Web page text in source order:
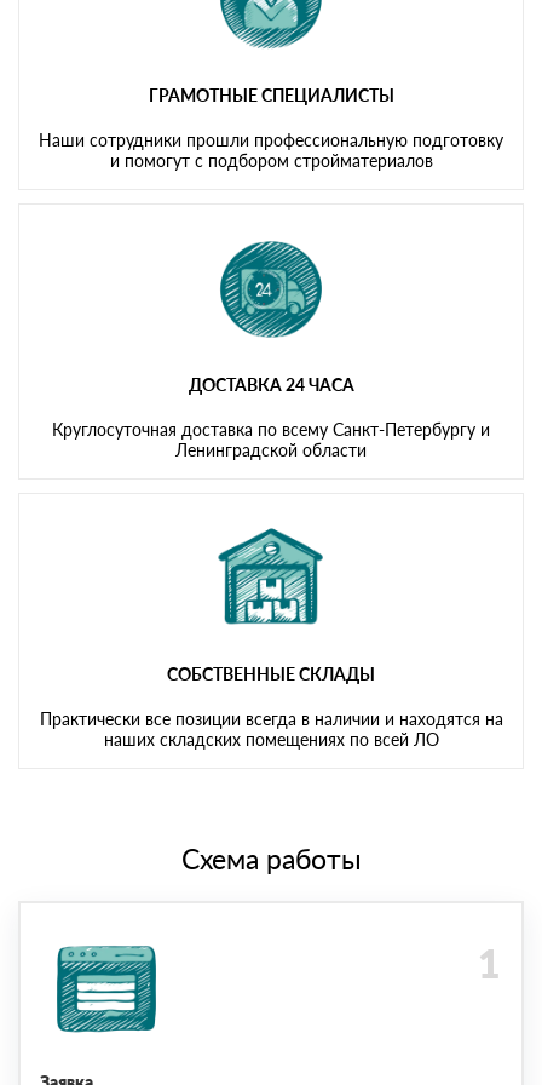
ГРАМОТНЫЕ СПЕЦИАЛИСТЫ
Наши сотрудники прошли профессиональную подготовку
и помогут с подбором стройматериалов
ДОСТАВКА 24 ЧАСА
Круглосуточная доставка по всему Санкт-Петербургу и
Ленинградской области
СОБСТВЕННЫЕ СКЛАДЫ
Практически все позиции всегда в наличии и находятся на
наших складских помещениях по всей ЛО
Схема работы